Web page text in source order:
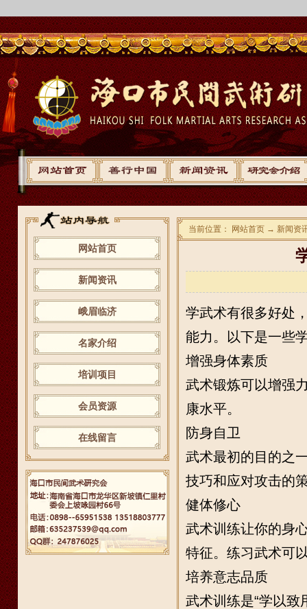
网站首页
新闻资讯
峨眉临济
名家介绍
培训项目
会员资源
在线留言
当前位置： 网站首页 → 新闻资
学武术有很多好处
能力。以下是一些
增强身体素质
武术锻炼可以增强
康水平。
防身自卫
武术最初的目的之
技巧和应对攻击的
健体修心
武术训练让你的身
特征。练习武术可
培养意志品质
武术训练是“学以致